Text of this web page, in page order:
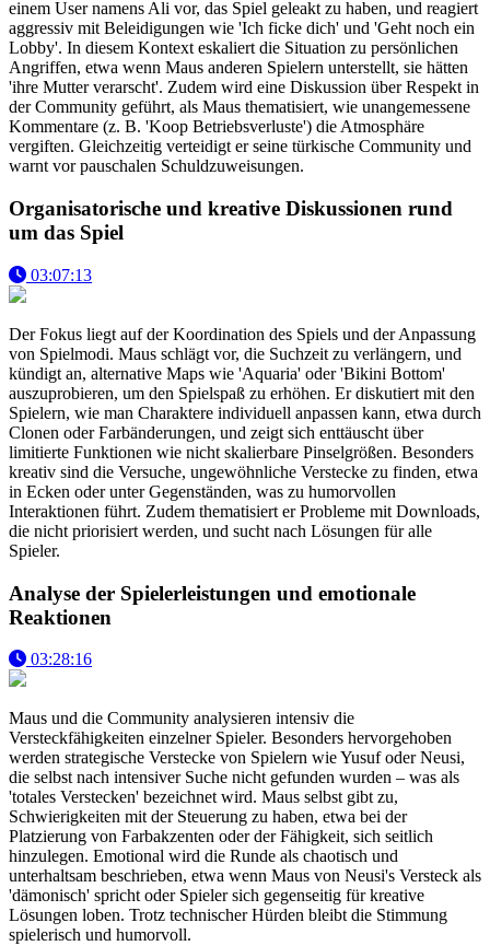
einem User namens Ali vor, das Spiel geleakt zu haben, und reagiert
aggressiv mit Beleidigungen wie 'Ich ficke dich' und 'Geht noch ein
Lobby'. In diesem Kontext eskaliert die Situation zu persönlichen
Angriffen, etwa wenn Maus anderen Spielern unterstellt, sie hätten
'ihre Mutter verarscht'. Zudem wird eine Diskussion über Respekt in
der Community geführt, als Maus thematisiert, wie unangemessene
Kommentare (z. B. 'Koop Betriebsverluste') die Atmosphäre
vergiften. Gleichzeitig verteidigt er seine türkische Community und
warnt vor pauschalen Schuldzuweisungen.
Organisatorische und kreative Diskussionen rund
um das Spiel
03:07:13
Der Fokus liegt auf der Koordination des Spiels und der Anpassung
von Spielmodi. Maus schlägt vor, die Suchzeit zu verlängern, und
kündigt an, alternative Maps wie 'Aquaria' oder 'Bikini Bottom'
auszuprobieren, um den Spielspaß zu erhöhen. Er diskutiert mit den
Spielern, wie man Charaktere individuell anpassen kann, etwa durch
Clonen oder Farbänderungen, und zeigt sich enttäuscht über
limitierte Funktionen wie nicht skalierbare Pinselgrößen. Besonders
kreativ sind die Versuche, ungewöhnliche Verstecke zu finden, etwa
in Ecken oder unter Gegenständen, was zu humorvollen
Interaktionen führt. Zudem thematisiert er Probleme mit Downloads,
die nicht priorisiert werden, und sucht nach Lösungen für alle
Spieler.
Analyse der Spielerleistungen und emotionale
Reaktionen
03:28:16
Maus und die Community analysieren intensiv die
Versteckfähigkeiten einzelner Spieler. Besonders hervorgehoben
werden strategische Verstecke von Spielern wie Yusuf oder Neusi,
die selbst nach intensiver Suche nicht gefunden wurden – was als
'totales Verstecken' bezeichnet wird. Maus selbst gibt zu,
Schwierigkeiten mit der Steuerung zu haben, etwa bei der
Platzierung von Farbakzenten oder der Fähigkeit, sich seitlich
hinzulegen. Emotional wird die Runde als chaotisch und
unterhaltsam beschrieben, etwa wenn Maus von Neusi's Versteck als
'dämonisch' spricht oder Spieler sich gegenseitig für kreative
Lösungen loben. Trotz technischer Hürden bleibt die Stimmung
spielerisch und humorvoll.